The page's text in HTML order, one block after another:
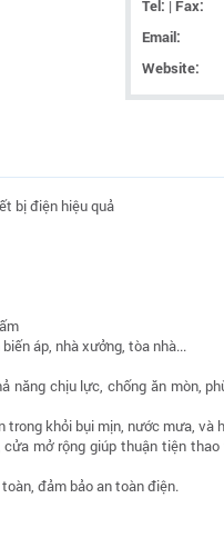
Tel: | Fax:
Email:
Website:
bị điện hiệu quả
áp, nhà xưởng, tòa nhà...
chịu lực, chống ăn mòn,
trong khỏi bụi mịn, nước mưa, và
mở rộng giúp thuận tiện
đảm bảo an toàn điện.